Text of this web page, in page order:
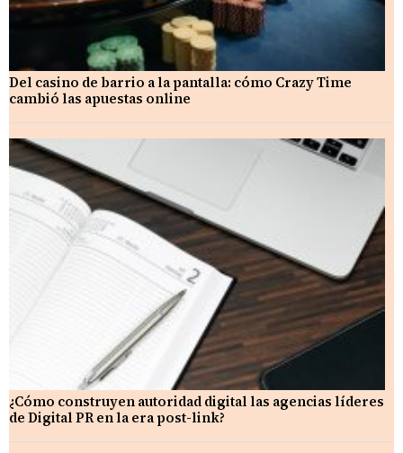
Del casino de barrio a la pantalla: cómo Crazy Time
cambió las apuestas online
¿Cómo construyen autoridad digital las agencias líderes
de Digital PR en la era post-link?